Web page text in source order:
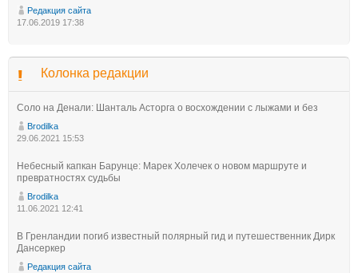
Редакция сайта
17.06.2019 17:38
Колонка редакции
Соло на Денали: Шанталь Асторга о восхождении с лыжами и без
Brodilka
29.06.2021 15:53
Небесный капкан Барунце: Марек Холечек о новом маршруте и
превратностях судьбы
Brodilka
11.06.2021 12:41
В Гренландии погиб известный полярный гид и путешественник Дирк
Дансеркер
Редакция сайта